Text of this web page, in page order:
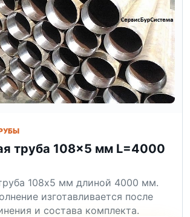
труба 108×5 мм L=4000
108x5 мм длиной 4000 мм.
изготавливается после
и состава комплекта.